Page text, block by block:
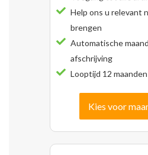
Help ons u relevant
brengen
Automatische
afschrijving
Looptijd 12 maanden
Kies voor